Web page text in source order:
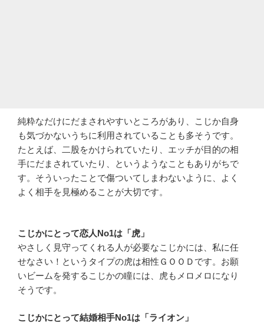
純粋なだけにだまされやすいところがあり、こじか自身
も気づかないうちに利用されていることも多そうです。
たとえば、二股をかけられていたり、エッチが目的の相
手にだまされていたり、というようなこともありがちで
す。そういったことで傷ついてしまわないように、よく
よく相手を見極めることが大切です。
こじかにとって恋人No1は「虎」
やさしく見守ってくれる人が必要なこじかには、私に任
せなさい！というタイプの虎は相性ＧＯＯＤです。お願
いビームを発するこじかの瞳には、虎もメロメロになり
そうです。
こじかにとって結婚相手No1は「ライオン」